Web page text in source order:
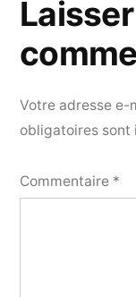
Votre adresse e-
obligatoires sont
Commentaire *